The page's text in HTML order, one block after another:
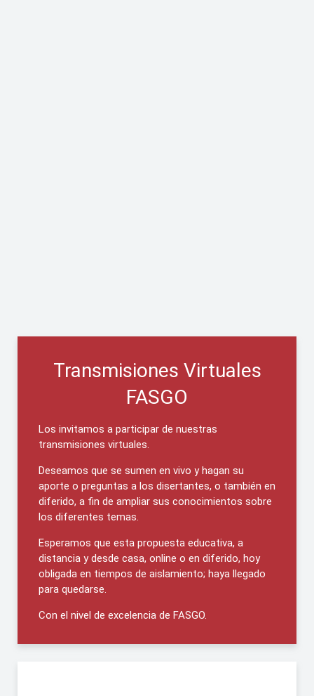
Transmisiones Virtuales
FASGO
Los invitamos a participar de nuestras
transmisiones virtuales.
Deseamos que se sumen en vivo y hagan su
aporte o preguntas a los disertantes, o también en
diferido, a fin de ampliar sus conocimientos sobre
los diferentes temas.
Esperamos que esta propuesta educativa, a
distancia y desde casa, online o en diferido, hoy
obligada en tiempos de aislamiento; haya llegado
para quedarse.
Con el nivel de excelencia de FASGO.